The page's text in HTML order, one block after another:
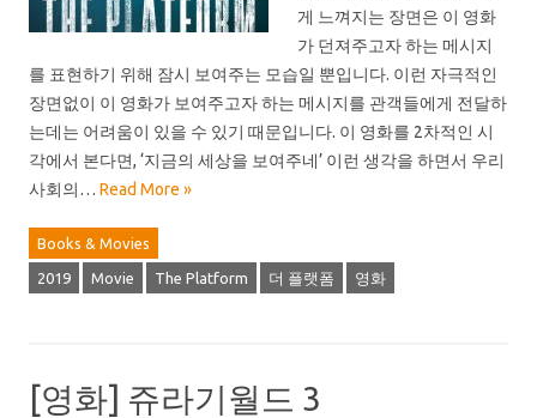
게 느껴지는 장면은 이 영화
가 던져주고자 하는 메시지
를 표현하기 위해 잠시 보여주는 모습일 뿐입니다. 이런 자극적인
장면없이 이 영화가 보여주고자 하는 메시지를 관객들에게 전달하
는데는 어려움이 있을 수 있기 때문입니다. 이 영화를 2차적인 시
각에서 본다면, ‘지금의 세상을 보여주네’ 이런 생각을 하면서 우리
사회의… Read More »
Books & Movies
2019 Movie The Platform 더 플랫폼 영화
[영화] 쥬라기월드 3